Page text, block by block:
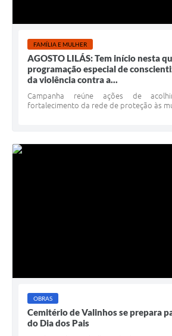
FAMÍLIA E MULHER
AGOSTO LILÁS: Tem início nesta
programação especial de
da violência contra a...
Campanha reúne ações de
fortalecimento da rede de proteção às
OBRAS
Cemitério de Valinhos se prepara
do Dia dos Pais